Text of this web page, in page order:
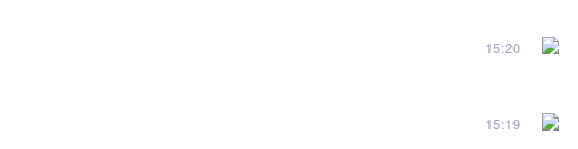
15:20
15:19